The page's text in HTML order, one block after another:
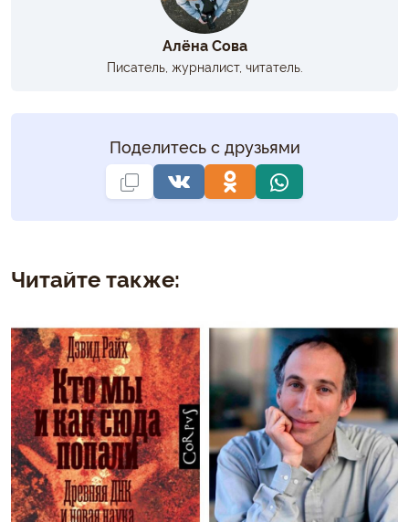
Алёна Сова
Писатель, журналист, читатель.
Поделитесь с друзьями
Читайте также: